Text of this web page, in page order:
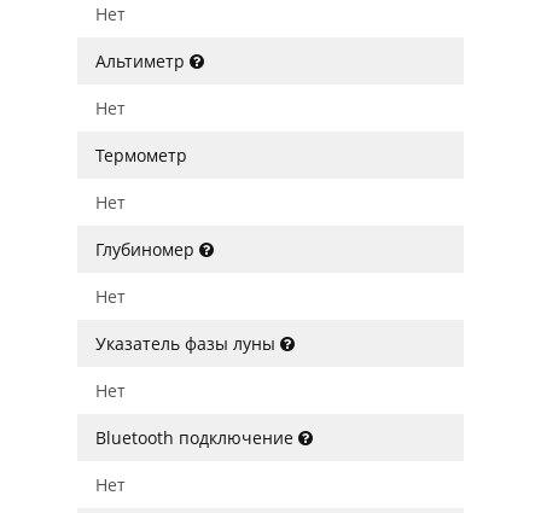
Нет
Альтиметр
Нет
Термометр
Нет
Глубиномер
Нет
Указатель фазы луны
Нет
Bluetooth подключение
Нет